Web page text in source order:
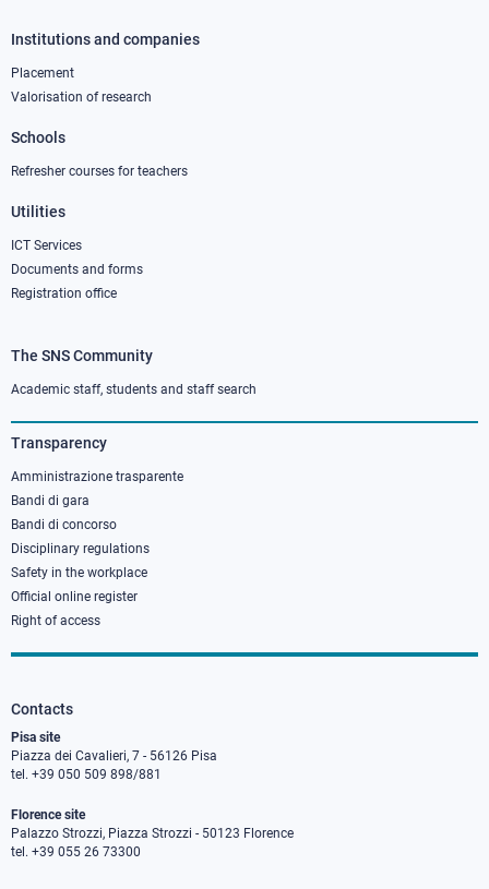
Footer
column
Institutions and companies
Placement
Valorisation of research
Schools
Refresher courses for teachers
Utilities
ICT Services
Documents and forms
Registration office
Footer
column
3
The SNS Community
Academic staff, students and staff search
Transparency
Amministrazione trasparente
Bandi di gara
Bandi di concorso
Disciplinary regulations
Safety in the workplace
Official online register
Right of access
Contacts
Pisa site
Piazza dei Cavalieri, 7 - 56126 Pisa
tel. +39 050 509 898/881
Florence site
Palazzo Strozzi, Piazza Strozzi - 50123 Florence
tel. +39 055 26 73300